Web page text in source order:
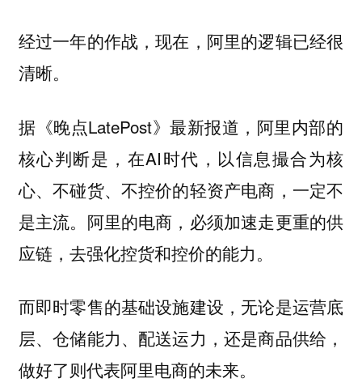
经过一年的作战，现在，阿里的逻辑已经很
清晰。
据《晚点LatePost》最新报道，阿里内部的
核心判断是，在AI时代，以信息撮合为核
心、不碰货、不控价的轻资产电商，一定不
是主流。阿里的电商，必须加速走更重的供
应链，去强化控货和控价的能力。
而即时零售的基础设施建设，无论是运营底
层、仓储能力、配送运力，还是商品供给，
做好了则代表阿里电商的未来。